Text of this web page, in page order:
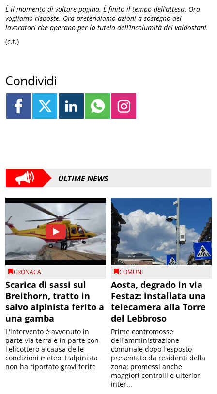
È il momento di voltare pagina. È finito il tempo dell’attesa. Ora
vogliamo risposte. Ora pretendiamo azioni a sostegno dei
lavoratori che operano per la tutela dell’incolumità dei valdostani.
(c.t.)
Condividi
ULTIME NEWS
CRONACA
Scarica di sassi sul
Breithorn, tratto in
salvo alpinista ferito a
una gamba
L'intervento è avvenuto in
parte via terra e in parte con
l'elicottero a causa delle
condizioni meteo. L'alpinista
non ha riportato gravi ferite
COMUNI
Aosta, degrado in via
Festaz: installata una
telecamera alla Torre
del Lebbroso
Prime contromosse
dell'amministrazione
comunale dopo l'esposto
presentato da residenti della
zona; promessi anche
maggiori controlli e ulteriori
inter...